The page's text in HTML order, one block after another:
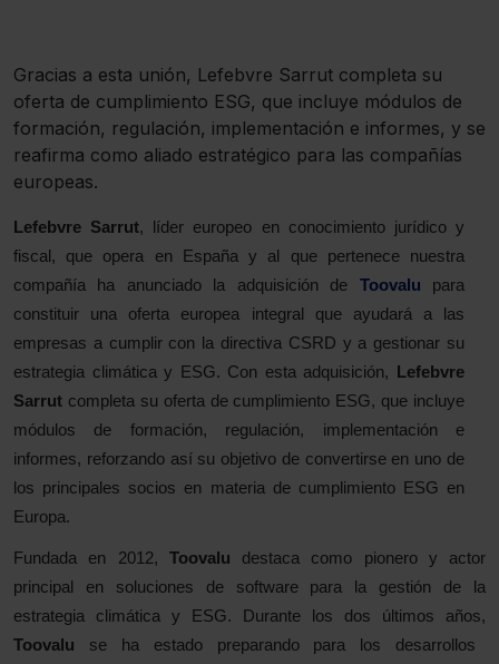
Gracias a esta unión, Lefebvre Sarrut completa su
oferta de cumplimiento ESG, que incluye módulos de
formación, regulación, implementación e informes, y se
reafirma como aliado estratégico para las compañías
europeas.
Lefebvre Sarrut, líder europeo en conocimiento jurídico y
fiscal, que opera en España y al que pertenece nuestra
compañía ha anunciado la adquisición de Toovalu para
constituir una oferta europea integral que ayudará a las
empresas a cumplir con la directiva CSRD y a gestionar su
estrategia climática y ESG. Con esta adquisición,
Lefebvre
Sarrut completa su oferta de cumplimiento ESG, que incluye
módulos de formación, regulación, implementación e
informes, reforzando así su objetivo de convertirse en uno de
los principales socios en materia de cumplimiento ESG en
Europa.
Fundada en 2012, Toovalu destaca como pionero y actor
principal en soluciones de software para la gestión de la
estrategia climática y ESG. Durante los dos últimos años,
Toovalu se ha estado preparando para los desarrollos